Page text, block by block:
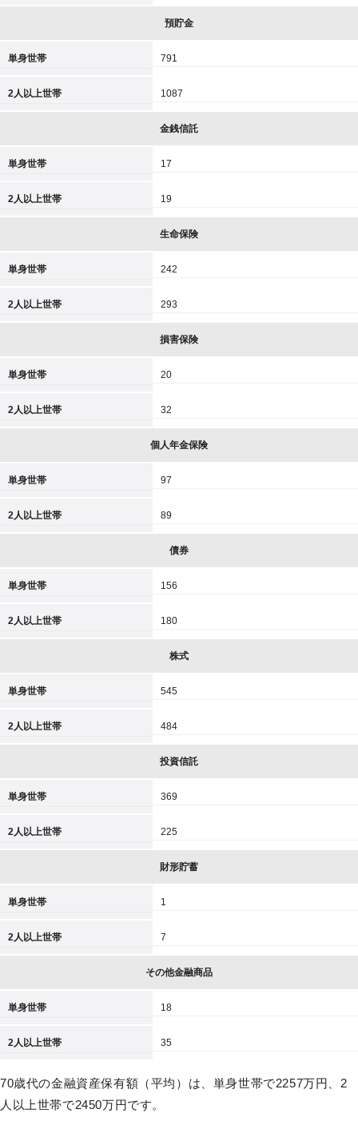
預貯金
単身世帯 791
2人以上世帯 1087
金銭信託
単身世帯 17
2人以上世帯 19
生命保険
単身世帯 242
2人以上世帯 293
損害保険
単身世帯 20
2人以上世帯 32
個人年金保険
単身世帯 97
2人以上世帯 89
債券
単身世帯 156
2人以上世帯 180
株式
単身世帯 545
2人以上世帯 484
投資信託
単身世帯 369
2人以上世帯 225
財形貯蓄
単身世帯 1
2人以上世帯 7
その他金融商品
単身世帯 18
2人以上世帯 35
70歳代の金融資産保有額（平均）は、単身世帯で2257万円、2
人以上世帯で2450万円です。